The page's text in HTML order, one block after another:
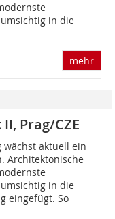
in die
mehr
Prag/CZE
wächst aktuell ein
Architektonische
in die
eingefügt. So